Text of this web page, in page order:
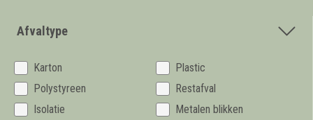
Afvaltype
Karton
Plastic
Polystyreen
Restafval
Isolatie
Metalen blikken